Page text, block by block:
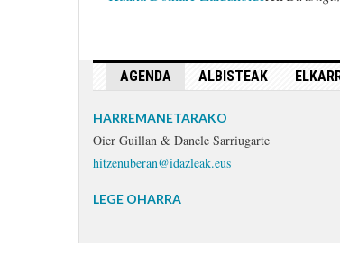
AGENDA ALBISTEAK
HARREMANETARAKO
Oier Guillan & Danele Sarriugarte
hitzenuberan@idazleak.eus
LEGE OHARRA